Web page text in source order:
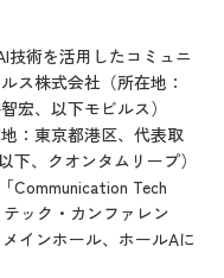
技術を活用したコミュニ
ス株式会社（所在地：
宏、以下モビルス）
：東京都港区、代表取
下、クオンタムリープ）
Communication Tech
ック・カンファレン
インホール、ホールAに